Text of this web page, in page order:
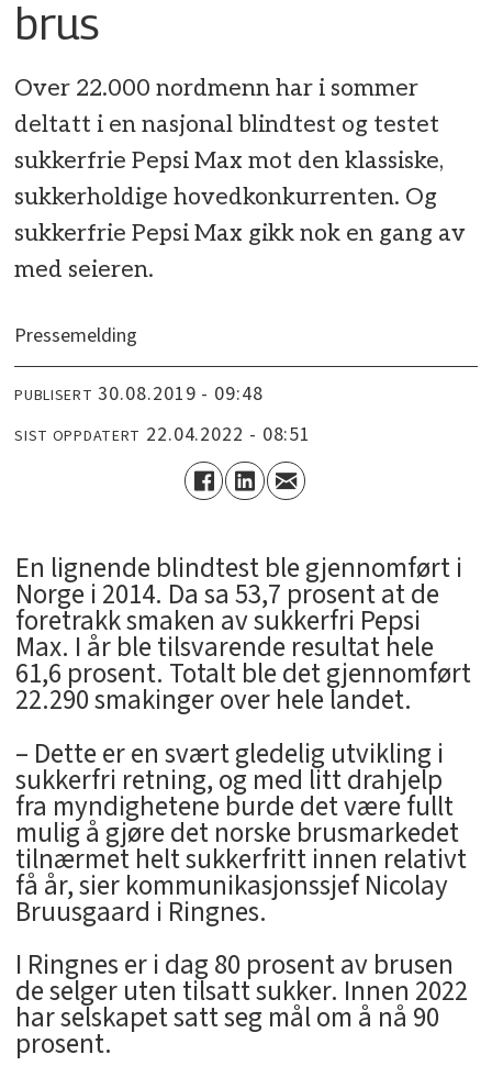
brus
Over 22.000 nordmenn har i sommer
deltatt i en nasjonal blindtest og testet
sukkerfrie Pepsi Max mot den klassiske,
sukkerholdige hovedkonkurrenten. Og
sukkerfrie Pepsi Max gikk nok en gang av
med seieren.
Pressemelding
PUBLISERT 30.08.2019 - 09:48
SIST OPPDATERT 22.04.2022 - 08:51
En lignende blindtest ble gjennomført i
Norge i 2014. Da sa 53,7 prosent at de
foretrakk smaken av sukkerfri Pepsi
Max. I år ble tilsvarende resultat hele
61,6 prosent. Totalt ble det gjennomført
22.290 smakinger over hele landet.
– Dette er en svært gledelig utvikling i
sukkerfri retning, og med litt drahjelp
fra myndighetene burde det være fullt
mulig å gjøre det norske brusmarkedet
tilnærmet helt sukkerfritt innen relativt
få år, sier kommunikasjonssjef Nicolay
Bruusgaard i Ringnes.
I Ringnes er i dag 80 prosent av brusen
de selger uten tilsatt sukker. Innen 2022
har selskapet satt seg mål om å nå 90
prosent.